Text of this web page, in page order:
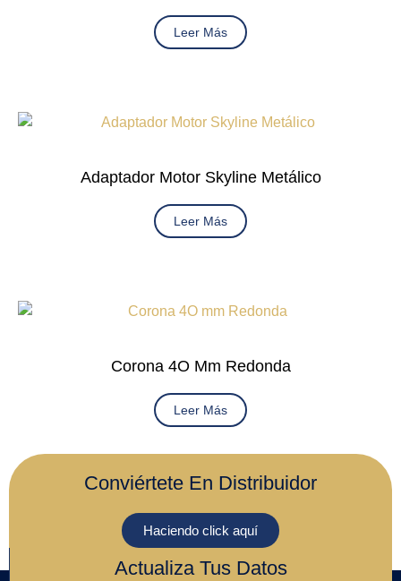
Leer Más
Adaptador Motor Skyline Metálico
Leer Más
Corona 4O Mm Redonda
Leer Más
Conviértete En Distribuidor
Haciendo click aquí
Actualiza Tus Datos